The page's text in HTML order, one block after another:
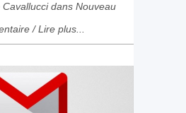
dans Nouveau
/Lire plus...